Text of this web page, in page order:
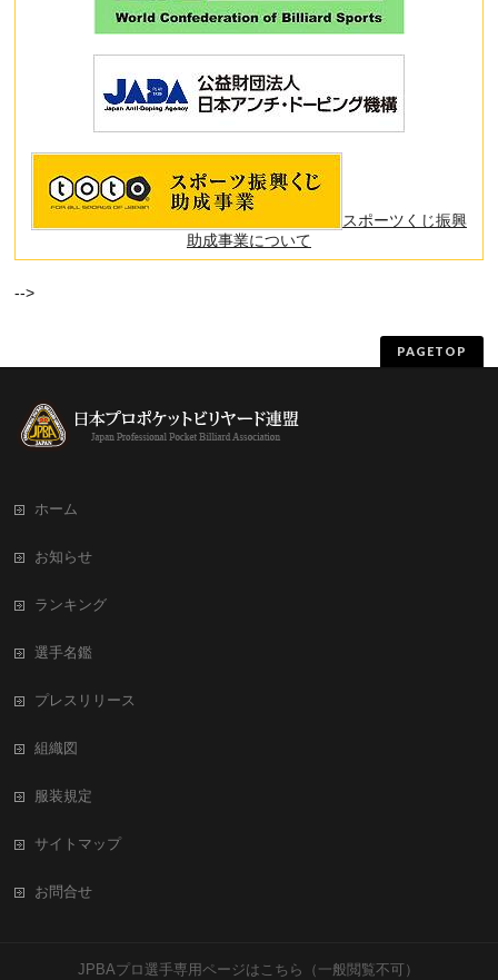
スポーツくじ振興
助成事業について
-->
PAGETOP
ホーム
お知らせ
ランキング
選手名鑑
プレスリリース
組織図
服装規定
サイトマップ
お問合せ
JPBAプロ選手専用ページはこちら（一般閲覧不可）